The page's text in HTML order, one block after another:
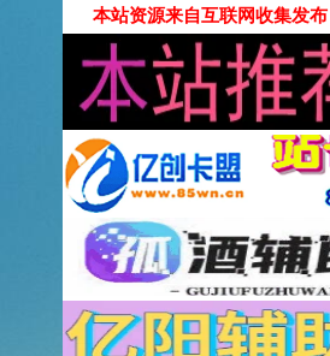
本站资源来自互联网收集发